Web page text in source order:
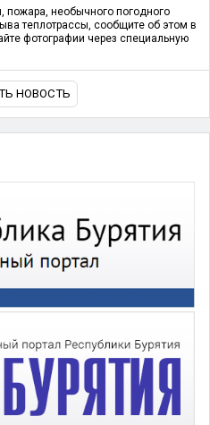
пожара, необычного погодного
теплотрассы, сообщите об этом в
фотографии через специальную
НОВОСТЬ